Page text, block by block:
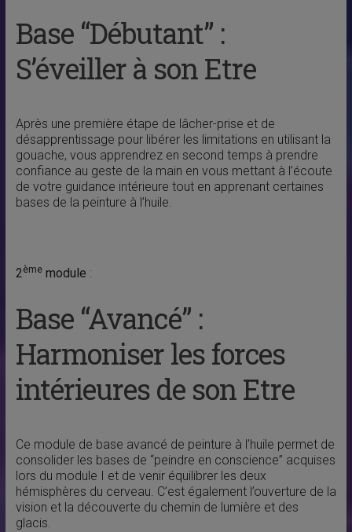
Base “Débutant” :
S’éveiller à son Etre
Après une première étape de lâcher-prise et de
désapprentissage pour libérer les limitations en utilisant la
gouache, vous apprendrez en second temps à prendre
confiance au geste de la main en vous mettant à l’écoute
de votre guidance intérieure tout en apprenant certaines
bases de la peinture à l’huile.
2èmemodule :
Base “Avancé” :
Harmoniser les forces
intérieures de son Etre
Ce module de base avancé de peinture à l’huile permet de
consolider les bases de “peindre en conscience” acquises
lors du module I et de venir équilibrer les deux
hémisphères du cerveau. C’est également l’ouverture de la
vision et la découverte du chemin de lumière et des
glacis.